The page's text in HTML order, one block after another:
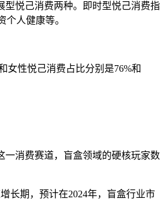
型悦己消费两种。即时型悦己消费指
人健康等。
女性悦己消费占比分别是76%和
一消费赛道，盲盒领域的硬核玩家数
长期，预计在2024年，盲盒行业市